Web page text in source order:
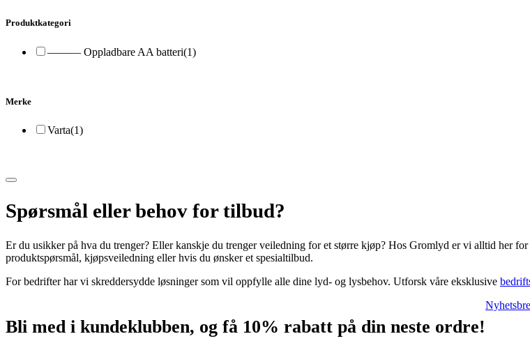
Produktkategori
——— Oppladbare AA batteri(1)
Merke
Varta(1)
Spørsmål eller behov for tilbud?
Er du usikker på hva du trenger? Eller kanskje du trenger veiledning for et større kjøp? Hos Gromlyd er vi alltid her
produktspørsmål, kjøpsveiledning eller hvis du ønsker et spesialtilbud.
For bedrifter har vi skreddersydde løsninger som vil oppfylle alle dine lyd- og lysbehov. Utforsk våre eksklusive
Bli med i kundeklubben, og få 10% rabatt på din neste ordre!